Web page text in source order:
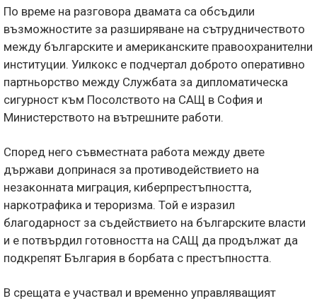
По време на разговора двамата са обсъдили
възможностите за разширяване на сътрудничеството
между българските и американските правоохранителни
институции. Уилкокс е подчертал доброто оперативно
партньорство между Службата за дипломатическа
сигурност към Посолството на САЩ в София и
Министерството на вътрешните работи.
Според него съвместната работа между двете
държави допринася за противодействието на
незаконната миграция, киберпрестъпността,
наркотрафика и тероризма. Той е изразил
благодарност за съдействието на българските власти
и е потвърдил готовността на САЩ да продължат да
подкрепят България в борбата с престъпността.
В срещата е участвал и временно управляващият